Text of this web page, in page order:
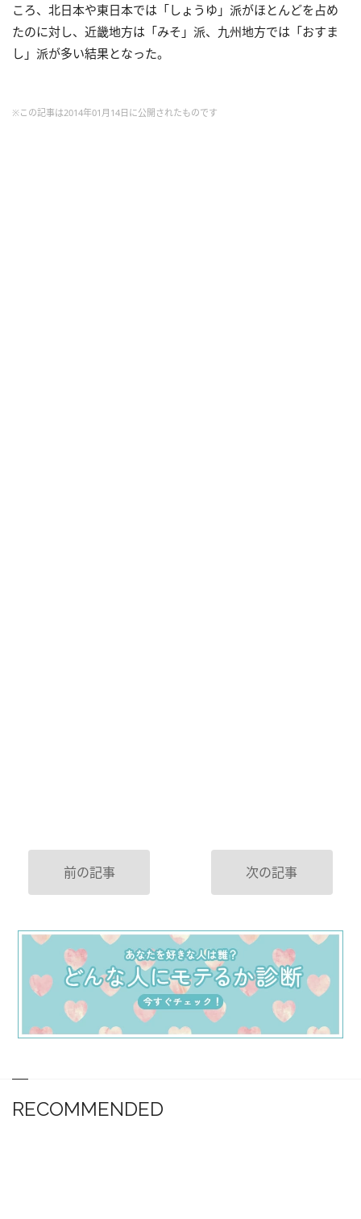
ころ、北日本や東日本では「しょうゆ」派がほとんどを占め
たのに対し、近畿地方は「みそ」派、九州地方では「おすま
し」派が多い結果となった。
※この記事は2014年01月14日に公開されたものです
前の記事 次の記事
RECOMMENDED